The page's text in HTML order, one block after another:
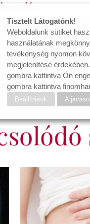
Tisztelt Látogatónk!
Weboldalunk sütiket
használatának
tevékenység nyomon
megjelenítése
gombra kattintva Ön
gombra kattintva
Beállítások A